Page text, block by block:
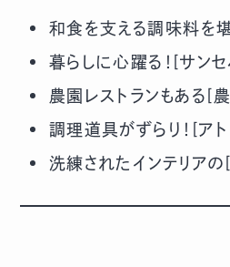
和食を支える調味料を
暮らしに心躍る！[サンセ
農園レストランもある[農
調理道具がずらり！[アト
洗練されたインテリアの